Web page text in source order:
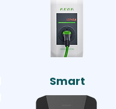
Smart